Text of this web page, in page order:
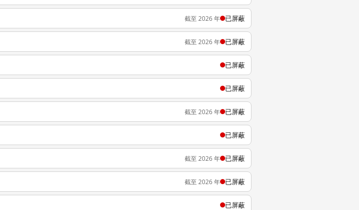
截至 2026 年 已屏蔽
截至 2026 年 已屏蔽
已屏蔽
已屏蔽
截至 2026 年 已屏蔽
已屏蔽
截至 2026 年 已屏蔽
截至 2026 年 已屏蔽
已屏蔽